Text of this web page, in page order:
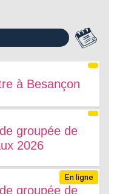
à Besançon
groupée de
2026
groupée de
En ligne